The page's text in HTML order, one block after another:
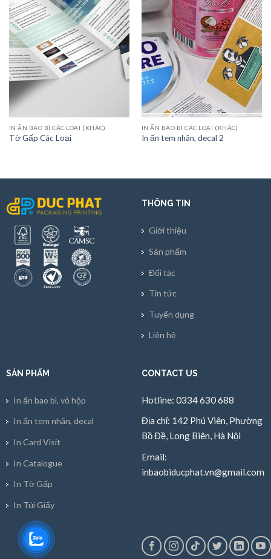
IN ẤN BAO BÌ CÁC LOẠI (KHÁC)
Tờ Gấp Các Loại
IN ẤN BAO BÌ CÁC LOẠI (KHÁC)
In ấn tem nhãn, decal 2
THÔNG TIN
Giới thiệu
Sản phẩm
Đối tác
Tin tức
Tuyển dụng
Liên hệ
SẢN PHẨM
In ấn bao bì, vỏ hộp
In ấn tem nhãn, decal
In Card Visit
In Catalogue
In Tờ Gấp
In Túi Giấy
CONTACT US
Hotline: 0334 630 688
Địa chỉ: 142 Phú Viên, Phường
Bồ Đề, Long Biên, Hà Nội
Email:
inbaobiducphat.vn@gmail.com